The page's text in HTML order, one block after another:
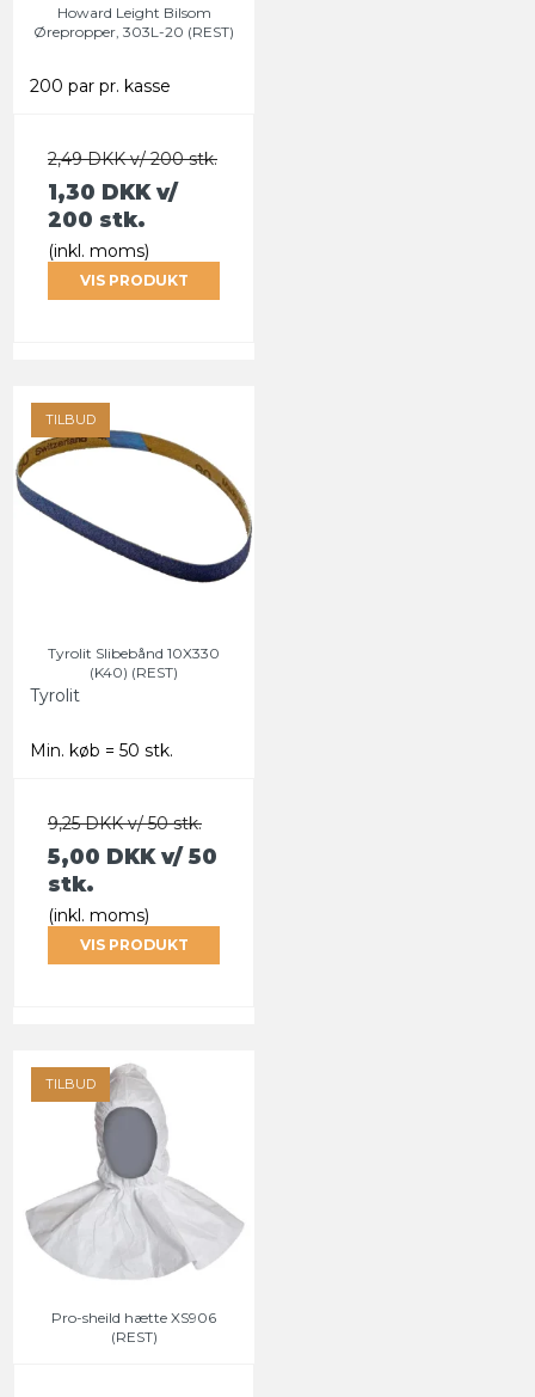
Howard Leight Bilsom
Ørepropper, 303L-20 (REST)
200 par pr. kasse
2,49 DKK v/ 200 stk.
1,30 DKKv/
200 stk.
(inkl. moms)
VIS PRODUKT
TILBUD
Tyrolit Slibebånd 10X330
(K40) (REST)
Tyrolit
Min. køb = 50 stk.
9,25 DKK v/ 50 stk.
5,00 DKKv/ 50
stk.
(inkl. moms)
VIS PRODUKT
TILBUD
Pro-sheild hætte XS906
(REST)